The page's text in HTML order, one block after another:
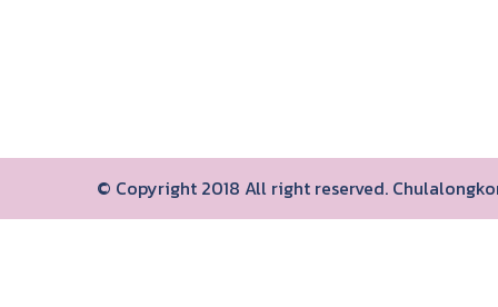
© Copyright 2018 All right reserved.